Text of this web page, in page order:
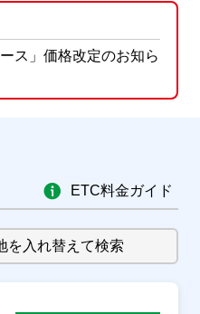
ス」価格改定のお知ら
を入れ替えて検索
ETC料金ガイド